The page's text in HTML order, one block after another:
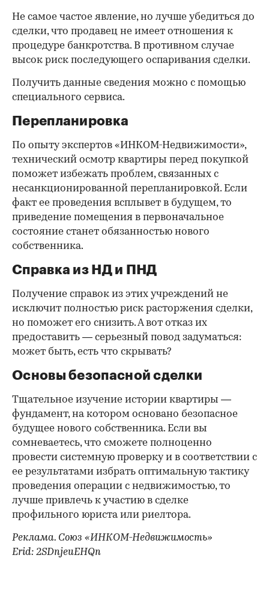
Не самое частое явление, но лучше убедиться до
сделки, что продавец не имеет отношения к
процедуре банкротства. В противном случае
высок риск последующего оспаривания сделки.
Получить данные сведения можно с помощью
специального сервиса.
Перепланировка
По опыту экспертов «ИНКОМ-Недвижимости»,
технический осмотр квартиры перед покупкой
поможет избежать проблем, связанных с
несанкционированной перепланировкой. Если
факт ее проведения всплывет в будущем, то
приведение помещения в первоначальное
состояние станет обязанностью нового
собственника.
Справка из НД и ПНД
Получение справок из этих учреждений не
исключит полностью риск расторжения сделки,
но поможет его снизить. А вот отказ их
предоставить — серьезный повод задуматься:
может быть, есть что скрывать?
Основы безопасной сделки
Тщательное изучение истории квартиры —
фундамент, на котором основано безопасное
будущее нового собственника. Если вы
сомневаетесь, что сможете полноценно
провести системную проверку и в соответствии с
ее результатами избрать оптимальную тактику
проведения операции с недвижимостью, то
лучше привлечь к участию в сделке
профильного юриста или риелтора.
Реклама. Союз «ИНКОМ-Недвижимость»
Erid: 2SDnjeuEHQn